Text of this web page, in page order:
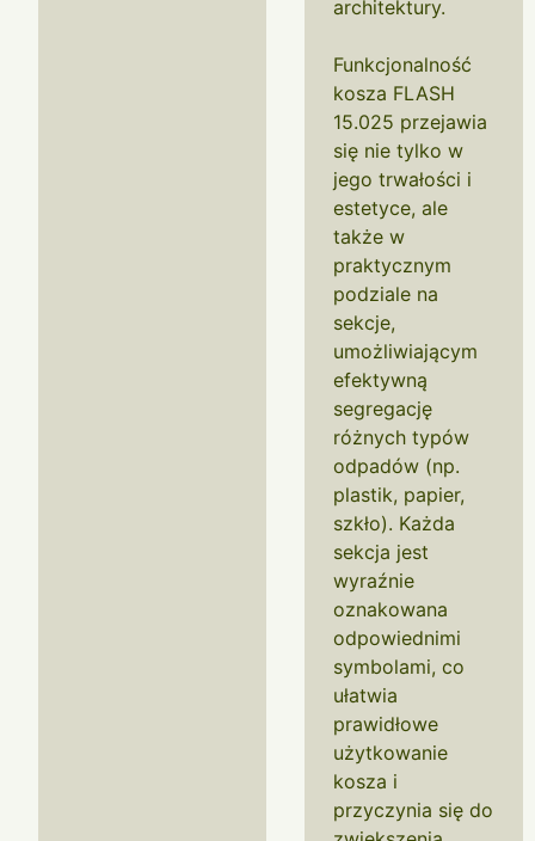
architektury.
Funkcjonalność
kosza FLASH
15.025 przejawia
się nie tylko w
jego trwałości i
estetyce, ale
także w
praktycznym
podziale na
sekcje,
umożliwiającym
efektywną
segregację
różnych typów
odpadów (np.
plastik, papier,
szkło). Każda
sekcja jest
wyraźnie
oznakowana
odpowiednimi
symbolami, co
ułatwia
prawidłowe
użytkowanie
kosza i
przyczynia się do